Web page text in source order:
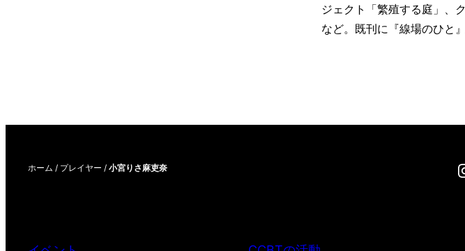
ジェクト「繁殖する庭」、
など。既刊に『線場のひと
ホーム / プレイヤー / 小宮りさ麻吏奈